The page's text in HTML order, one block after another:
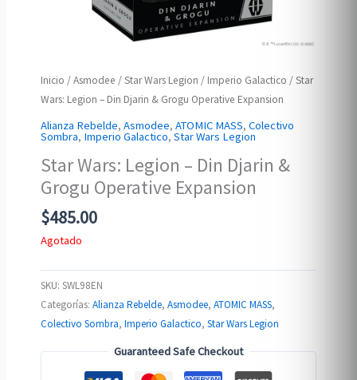
Inicio /Asmodee /Star Wars Legion / Imperio Galactico / Star
Wars: Legion – Din Djarin & Grogu Operative Expansion
Alianza Rebelde,Asmodee,ATOMIC MASS,Colectivo
Sombra, Imperio Galactico,Star Wars Legion
Star Wars: Legion – Din Djarin &
Grogu Operative Expansion
$485.00
Agotado
SKU:SWL98EN
Categorías:Alianza Rebelde,Asmodee,ATOMIC MASS,
Colectivo Sombra,Imperio Galactico,Star Wars Legion
Guaranteed Safe Checkout